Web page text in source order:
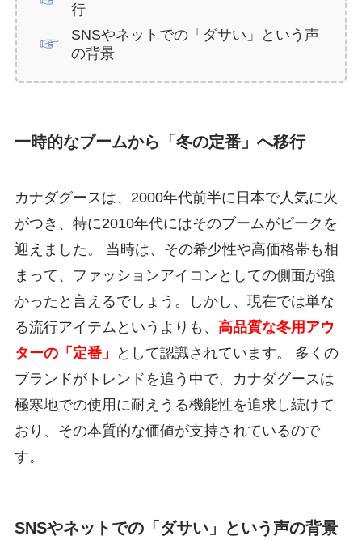
行
SNSやネットでの「ダサい」という声
の背景
一時的なブームから「冬の定番」へ移行
カナダグースは、2000年代前半に日本で人気に火
がつき、特に2010年代にはそのブームがピークを
迎えました。 当時は、その希少性や高価格帯も相
まって、ファッションアイコンとしての側面が強
かったと言えるでしょう。しかし、現在では単な
る流行アイテムというよりも、 高品質な冬用アウ
ターの「定番」
として認識されています。 多くの
ブランドがトレンドを追う中で、カナダグースは
極寒地での使用に耐えうる機能性を追求し続けて
おり、その本質的な価値が支持されているので
す。
SNSやネットでの「ダサい」という声の背景